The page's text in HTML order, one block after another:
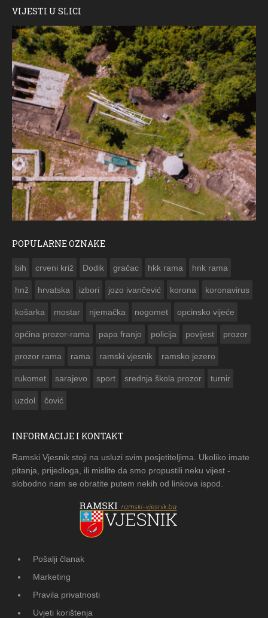
VIJESTI U SLICI
POPULARNE OZNAKE
bih crveni križ Dodik gračac hkk rama hnk rama
hnž hrvatska izbori jozo ivančević korona koronavirus
košarka mostar njemačka nogomet opcinsko vijeće
općina prozor-rama papa franjo policija povijest prozor
prozor rama rama ramski vjesnik ramsko jezero
rukomet sarajevo sport srednja škola prozor turnir
uzdol čović
INFORMACIJE I KONTAKT
Ramski Vjesnik stoji na usluzi svim posjetiteljima. Ukoliko imate
pitanja, prijedloga, ili mislite da smo propustili neku vijest -
slobodno nam se obratite putem nekih od linkova ispod.
Pošalji članak
Marketing
Pravila privatnosti
Uvjeti korištenja